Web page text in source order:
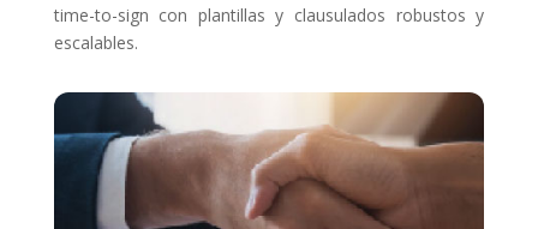
time-to-sign con plantillas y clausulados robustos y
escalables.